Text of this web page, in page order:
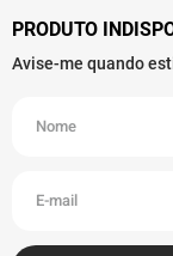
5º notebook